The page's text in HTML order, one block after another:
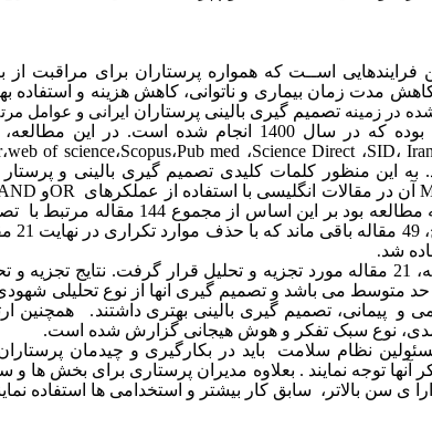
اســت که همواره پرستاران برای مراقبت از
مدت زمان بیماری و ناتوانی، کاهش هزینه و استفاده
در زمینه تصمیم گیری بالینی پرستاران ایرانی و عوامل
شده است. در این مطالعه،
،SID، Science Direct، Pub med،Scopus،web of science،
این منظور کلمات کلیدی تصمیم گیری بالینی و
آن در مقالات انگلیسی با استفاده از عملکرهای ORو
بود بر
این اساس از مجموع 144 مقاله مرتبط با
حذف موارد تکراری در نهایت 21 مقاله وارد مطالعه شد.جهت
شد.
متوسط می باشد و تصمیم گیری انها از نوع تحلیلی
و پیمانی، تصمیم گیری بالینی بهتری داشتند. همچنین
نوع سبک تفکر و هوش هیجانی گزارش شده است.
نظام سلامت باید در بکارگیری و چیدمان
توجه نمایند . بعلاوه مدیران پرستاری برای بخش ها و
ی سن بالاتر، سابق کار بیشتر و استخدامی ها استفاده